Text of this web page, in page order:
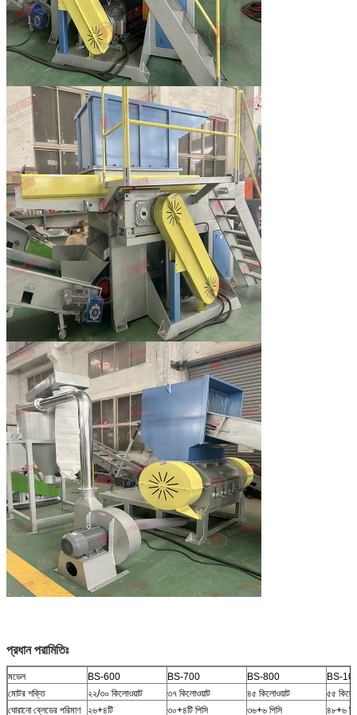
প্রধান পরামিতিঃ
মডেল BS-600 BS-700 BS-800
BS-
মোটর শক্তি
২২/৩০ কিলোওয়াট ৩৭ কিলোওয়াট ৪৫ কিলোওয়াট
৫৫
ঘোরানো ব্লেডের পরিমাণ ২৬+৪টি ৩০+৪টি পিসি ৩৬+৬ পিসি
৪৮+৬